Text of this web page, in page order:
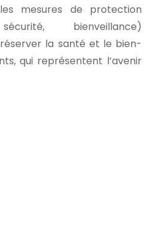
mesures de protection
bienveillance)
la santé et le bien-
qui représentent l’avenir